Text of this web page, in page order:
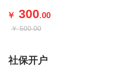
￥ 300.00
￥ 500.00
社保开户